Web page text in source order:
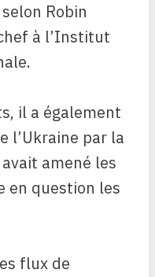
Robin
à l’Institut
il a également
l’Ukraine par la
amené les
en question les
flux de